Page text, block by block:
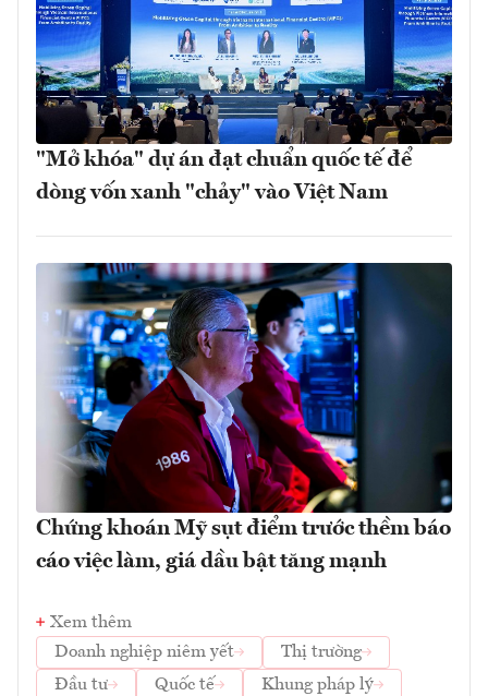
"Mở khóa" dự án đạt chuẩn quốc tế để
dòng vốn xanh "chảy" vào Việt Nam
Chứng khoán Mỹ sụt điểm trước thềm báo
cáo việc làm, giá dầu bật tăng mạnh
Xem thêm
Doanh nghiệp niêm yết
Thị trường
Đầu tư
Quốc tế Khung pháp lý